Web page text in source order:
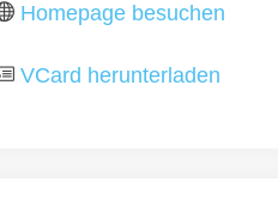
Homepage besuchen
VCard herunterladen